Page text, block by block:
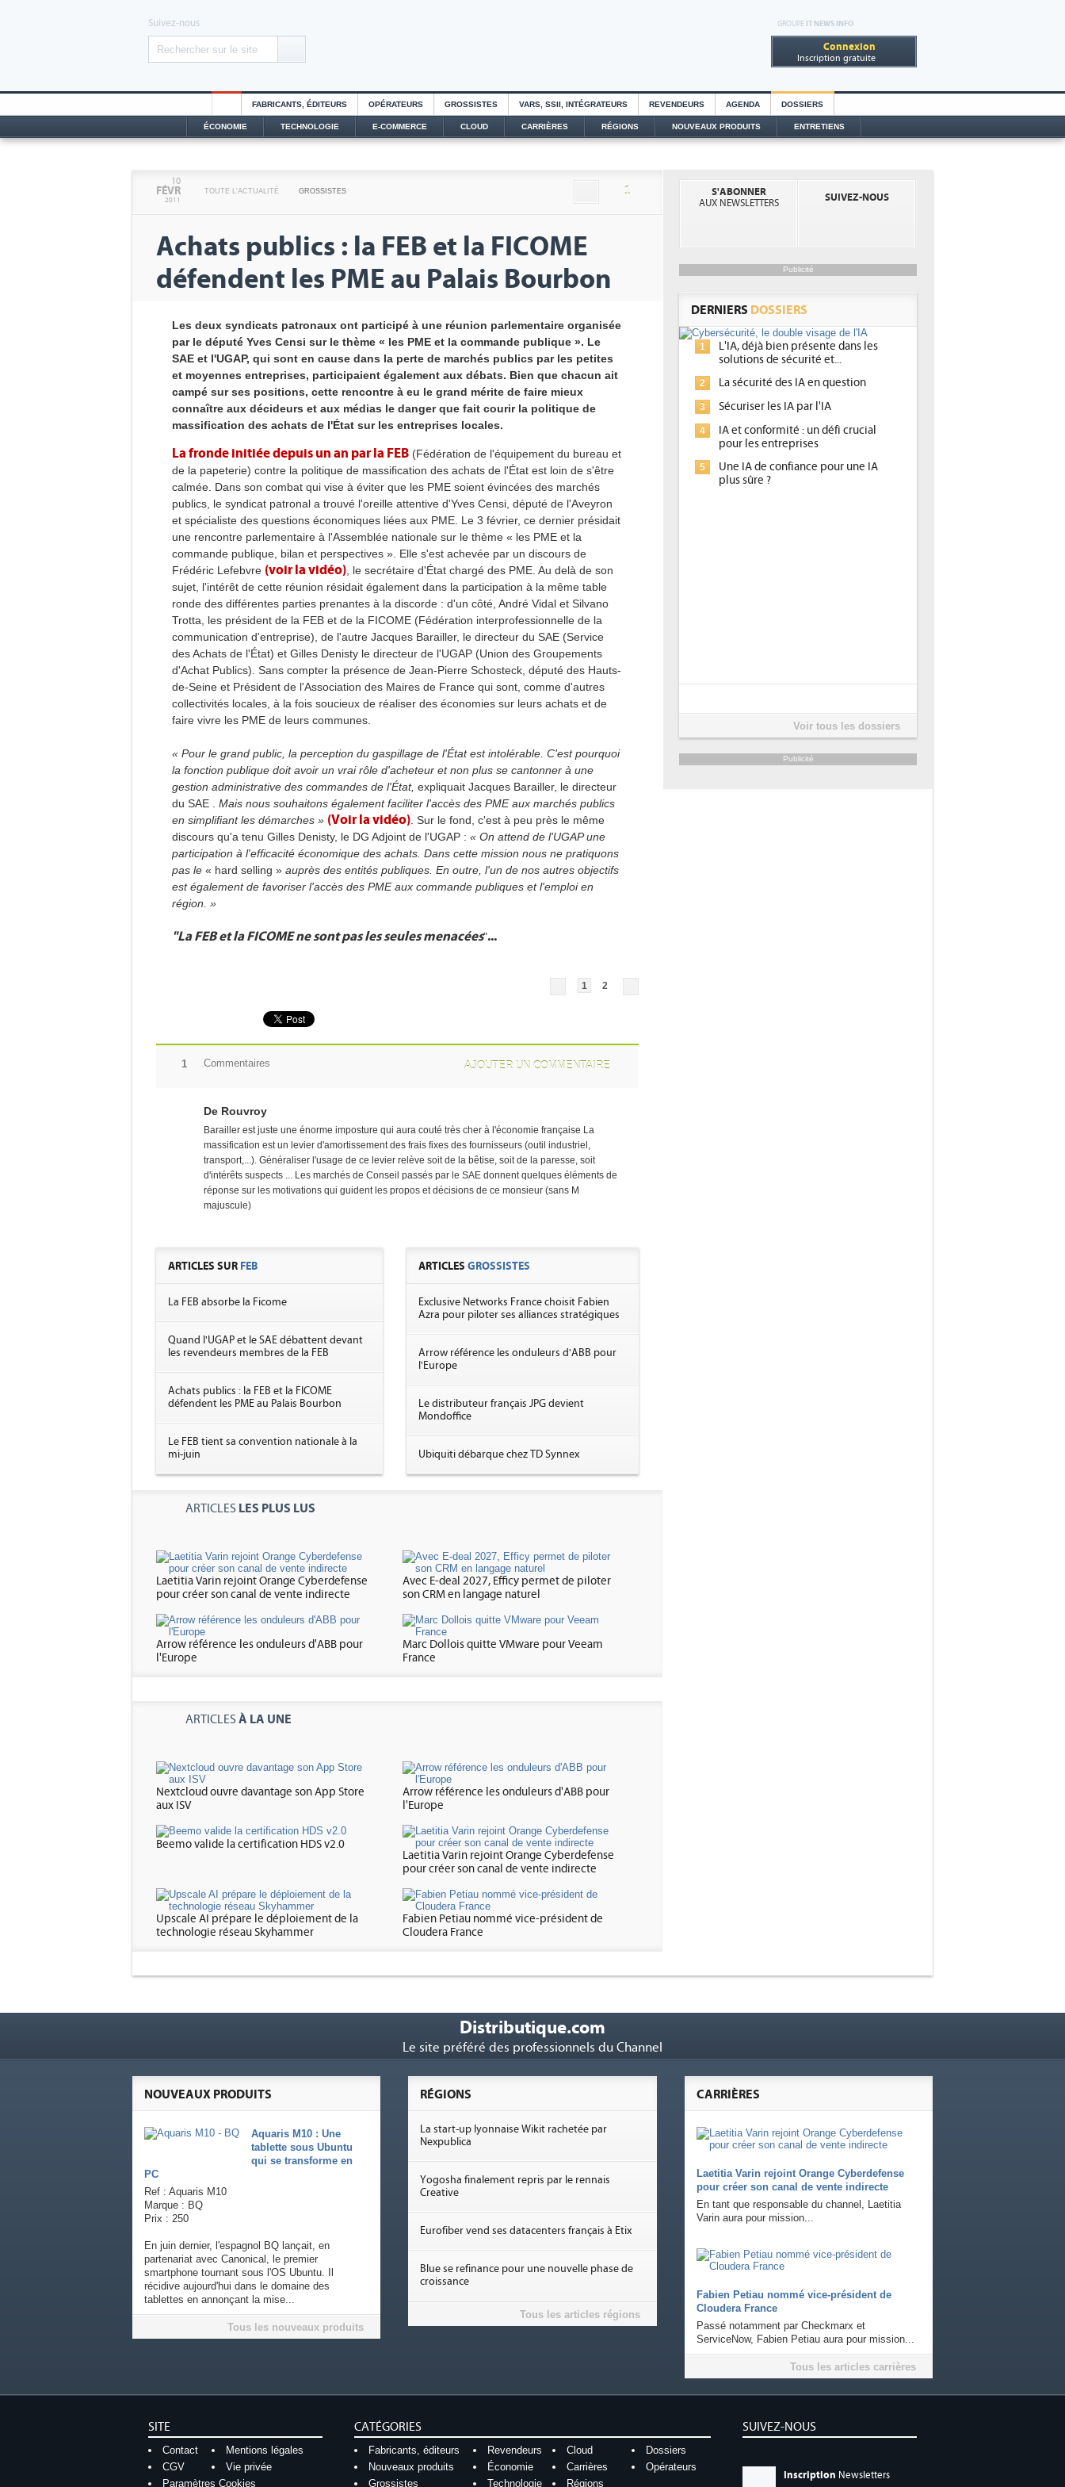
GROUPE IT NEWS INFO
Connexion
Inscription gratuite
Suivez-nous
FABRICANTS, ÉDITEURS OPÉRATEURS GROSSISTES VARS, SSII, INTÉGRATEURS REVENDEURS AGENDA DOSSIERS
ÉCONOMIE TECHNOLOGIE E-COMMERCE CLOUD CARRIÈRES RÉGIONS NOUVEAUX PRODUITS ENTRETIENS
10
FÉVR
2011
TOUTE L'ACTUALITÉ GROSSISTES 1
Achats publics : la FEB et la FICOME
défendent les PME au Palais Bourbon
Les deux syndicats patronaux ont participé à une réunion parlementaire organisée
par le député Yves Censi sur le thème « les PME et la commande publique ». Le
SAE et l'UGAP, qui sont en cause dans la perte de marchés publics par les petites
et moyennes entreprises, participaient également aux débats. Bien que chacun ait
campé sur ses positions, cette rencontre à eu le grand mérite de faire mieux
connaître aux décideurs et aux médias le danger que fait courir la politique de
massification des achats de l'État sur les entreprises locales.
La fronde initiée depuis un an par la FEB (Fédération de l'équipement du bureau et
de la papeterie) contre la politique de massification des achats de l'État est loin de s'être
calmée. Dans son combat qui vise à éviter que les PME soient évincées des marchés
publics, le syndicat patronal a trouvé l'oreille attentive d'Yves Censi, député de l'Aveyron
et spécialiste des questions économiques liées aux PME. Le 3 février, ce dernier présidait
une rencontre parlementaire à l'Assemblée nationale sur le thème « les PME et la
commande publique, bilan et perspectives ». Elle s'est achevée par un discours de
Frédéric Lefebvre (voir la vidéo) , le secrétaire d'État chargé des PME. Au delà de son
sujet, l'intérêt de cette réunion résidait également dans la participation à la même table
ronde des différentes parties prenantes à la discorde : d'un côté, André Vidal et Silvano
Trotta, les président de la FEB et de la FICOME (Fédération interprofessionnelle de la
communication d'entreprise), de l'autre Jacques Barailler, le directeur du SAE (Service
des Achats de l'État) et Gilles Denisty le directeur de l'UGAP (Union des Groupements
d'Achat Publics). Sans compter la présence de Jean-Pierre Schosteck, député des Hauts-
de-Seine et Président de l'Association des Maires de France qui sont, comme d'autres
collectivités locales, à la fois soucieux de réaliser des économies sur leurs achats et de
faire vivre les PME de leurs communes.
« Pour le grand public, la perception du gaspillage de l'État est intolérable. C'est pourquoi
la fonction publique doit avoir un vrai rôle d'acheteur et non plus se cantonner à une
gestion administrative des commandes de l'État, expliquait Jacques Barailler, le directeur
du SAE
Mais nous souhaitons également faciliter l'accès des PME aux marchés publics
en simplifiant les démarches » (Voir la vidéo) . Sur le fond, c'est à peu près le même
discours qu'a tenu Gilles Denisty, le DG Adjoint de l'UGAP : « On attend de l'UGAP une
participation à l'efficacité économique des achats. Dans cette mission nous ne pratiquons
pas le « hard selling » auprès des entités publiques. En outre, l'un de nos autres objectifs
est également de favoriser l'accès des PME aux commande publiques et l'emploi en
région. »
"La FEB et la FICOME ne sont pas les seules menacées"...
1 2
AJOUTER UN COMMENTAIRE
1 Commentaires
De Rouvroy
Barailler est juste une énorme imposture qui aura couté très cher à l'économie française La
massification est un levier d'amortissement des frais fixes des fournisseurs (outil industriel,
transport,...). Généraliser l'usage de ce levier relève soit de la bêtise, soit de la paresse, soit
d'intérêts suspects ... Les marchés de Conseil passés par le SAE donnent quelques éléments de
réponse sur les motivations qui guident les propos et décisions de ce monsieur (sans M
majuscule)
ARTICLES SUR FEB
La FEB absorbe la Ficome
Quand l'UGAP et le SAE débattent devant
les revendeurs membres de la FEB
Achats publics : la FEB et la FICOME
défendent les PME au Palais Bourbon
Le FEB tient sa convention nationale à la
mi-juin
ARTICLESGROSSISTES
Exclusive Networks France choisit Fabien
Azra pour piloter ses alliances stratégiques
Arrow référence les onduleurs d'ABB pour
l'Europe
Le distributeur français JPG devient
Mondoffice
Ubiquiti débarque chez TD Synnex
ARTICLES LES PLUS LUS
Laetitia Varin rejoint Orange Cyberdefense
pour créer son canal de vente indirecte
Avec E-deal 2027, Efficy permet de piloter
son CRM en langage naturel
Arrow référence les onduleurs d'ABB pour
l'Europe
Marc Dollois quitte VMware pour Veeam
France
ARTICLES À LA UNE
Nextcloud ouvre davantage son App Store
aux ISV
Arrow référence les onduleurs d'ABB pour
l'Europe
Beemo valide la certification HDS v2.0
Laetitia Varin rejoint Orange Cyberdefense
pour créer son canal de vente indirecte
Upscale AI prépare le déploiement de la
technologie réseau Skyhammer
Fabien Petiau nommé vice-président de
Cloudera France
S'ABONNER
AUX NEWSLETTERS
SUIVEZ-NOUS
Publicité
DERNIERS DOSSIERS
aidant à détecter et à prévenir les menaces, à
1
L'IA, déjà bien présente dans les
solutions de sécurité et...
2 La sécurité des IA en question
3 Sécuriser les IA par l'IA
4
IA et conformité : un défi crucial
pour les entreprises
5
Une IA de confiance pour une IA
plus sûre ?
Voir tous les dossiers
Publicité
Distributique.com
Le site préféré des professionnels du Channel
CARRIÈRES
Laetitia Varin rejoint Orange Cyberdefense
pour créer son canal de vente indirecte
En tant que responsable du channel, Laetitia
Varin aura pour mission...
Fabien Petiau nommé vice-président de
Cloudera France
Passé notamment par Checkmarx et
ServiceNow, Fabien Petiau aura pour mission...
Tous les articles carrières
NOUVEAUX PRODUITS
Aquaris M10 : Une
tablette sous Ubuntu
qui se transforme en
PC
Ref : Aquaris M10
Marque : BQ
Prix : 250
En juin dernier, l'espagnol BQ lançait, en
partenariat avec Canonical, le premier
smartphone tournant sous l'OS Ubuntu. Il
récidive aujourd'hui dans le domaine des
tablettes en annonçant la mise...
Tous les nouveaux produits
RÉGIONS
La start-up lyonnaise Wikit rachetée par
Nexpublica
Yogosha finalement repris par le rennais
Creative
Eurofiber vend ses datacenters français à Etix
Blue se refinance pour une nouvelle phase de
croissance
Tous les articles régions
SUIVEZ-NOUS
Inscription Newsletters
SITE
Contact
Mentions légales
CGV
Vie privée
Paramètres Cookies
CATÉGORIES
Fabricants, éditeurs Revendeurs Cloud
Dossiers
Nouveaux produits
Économie Carrières
Opérateurs
Grossistes
Technologie Régions